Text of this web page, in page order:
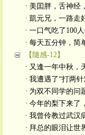
· 美囯胖，舌神经
· 凱元兄，一路走
· 一口气吃了100
· 每天五分钟，简
【隨感-12】
· 又逢一年中秋，
· 我遭遇了“打两
· 为双不同学的问
· 今年的梨下来了
· 我曾伶教过武汉
· 拜总的眼泪让世